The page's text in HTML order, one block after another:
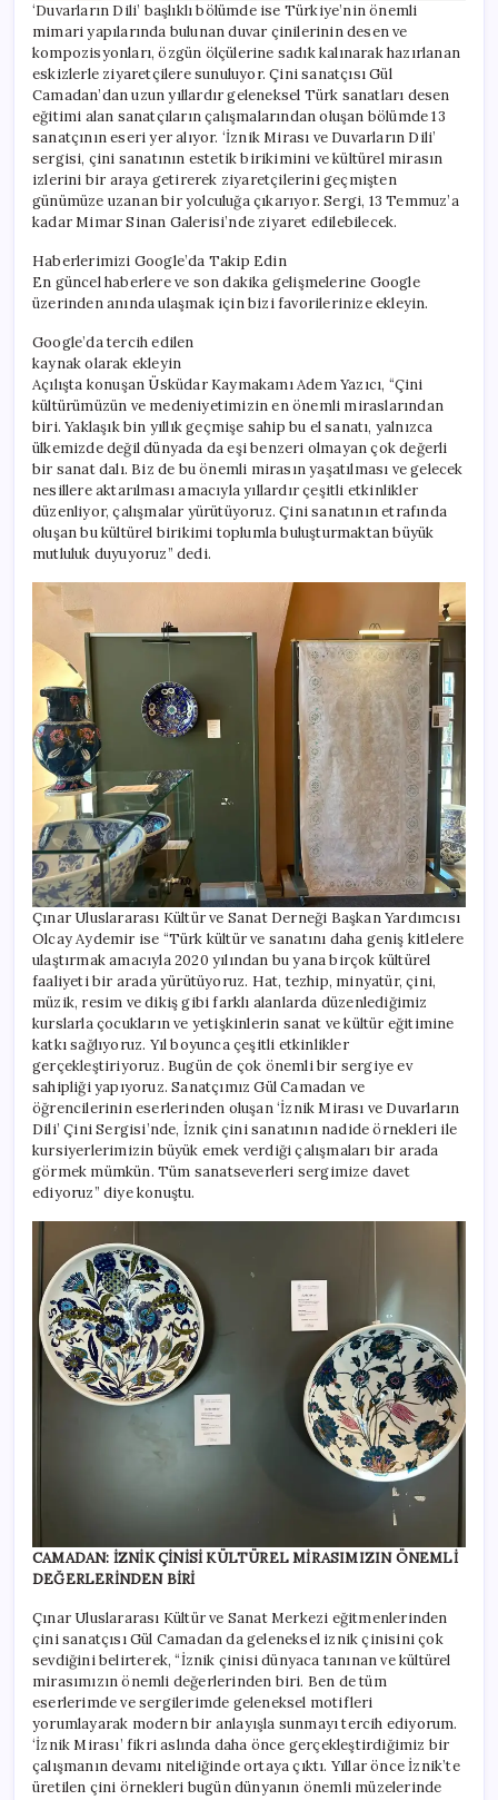
‘Duvarların Dili’ başlıklı bölümde ise Türkiye’nin önemli
mimari yapılarında bulunan duvar çinilerinin desen ve
kompozisyonları, özgün ölçülerine sadık kalınarak hazırlanan
eskizlerle ziyaretçilere sunuluyor. Çini sanatçısı Gül
Camadan’dan uzun yıllardır geleneksel Türk sanatları desen
eğitimi alan sanatçıların çalışmalarından oluşan bölümde 13
sanatçının eseri yer alıyor. ‘İznik Mirası ve Duvarların Dili’
sergisi, çini sanatının estetik birikimini ve kültürel mirasın
izlerini bir araya getirerek ziyaretçilerini geçmişten
günümüze uzanan bir yolculuğa çıkarıyor. Sergi, 13 Temmuz’a
kadar Mimar Sinan Galerisi’nde ziyaret edilebilecek.
Haberlerimizi Google’da Takip Edin
En güncel haberlere ve son dakika gelişmelerine Google
üzerinden anında ulaşmak için bizi favorilerinize ekleyin.
Google’da tercih edilen
kaynak olarak ekleyin
Açılışta konuşan Üsküdar Kaymakamı Adem Yazıcı, “Çini
kültürümüzün ve medeniyetimizin en önemli miraslarından
biri. Yaklaşık bin yıllık geçmişe sahip bu el sanatı, yalnızca
ülkemizde değil dünyada da eşi benzeri olmayan çok değerli
bir sanat dalı. Biz de bu önemli mirasın yaşatılması ve gelecek
nesillere aktarılması amacıyla yıllardır çeşitli etkinlikler
düzenliyor, çalışmalar yürütüyoruz. Çini sanatının etrafında
oluşan bu kültürel birikimi toplumla buluşturmaktan büyük
mutluluk duyuyoruz” dedi.
Çınar Uluslararası Kültür ve Sanat Derneği Başkan Yardımcısı
Olcay Aydemir ise “Türk kültür ve sanatını daha geniş kitlelere
ulaştırmak amacıyla 2020 yılından bu yana birçok kültürel
faaliyeti bir arada yürütüyoruz. Hat, tezhip, minyatür, çini,
müzik, resim ve dikiş gibi farklı alanlarda düzenlediğimiz
kurslarla çocukların ve yetişkinlerin sanat ve kültür eğitimine
katkı sağlıyoruz. Yıl boyunca çeşitli etkinlikler
gerçekleştiriyoruz. Bugün de çok önemli bir sergiye ev
sahipliği yapıyoruz. Sanatçımız Gül Camadan ve
öğrencilerinin eserlerinden oluşan ‘İznik Mirası ve Duvarların
Dili’ Çini Sergisi’nde, İznik çini sanatının nadide örnekleri ile
kursiyerlerimizin büyük emek verdiği çalışmaları bir arada
görmek mümkün. Tüm sanatseverleri sergimize davet
ediyoruz” diye konuştu.
CAMADAN: İZNİK ÇİNİSİ KÜLTÜREL MİRASIMIZIN ÖNEMLİ
DEĞERLERİNDEN BİRİ
Çınar Uluslararası Kültür ve Sanat Merkezi eğitmenlerinden
çini sanatçısı Gül Camadan da geleneksel iznik çinisini çok
sevdiğini belirterek, “İznik çinisi dünyaca tanınan ve kültürel
mirasımızın önemli değerlerinden biri. Ben de tüm
eserlerimde ve sergilerimde geleneksel motifleri
yorumlayarak modern bir anlayışla sunmayı tercih ediyorum.
‘İznik Mirası’ fikri aslında daha önce gerçekleştirdiğimiz bir
çalışmanın devamı niteliğinde ortaya çıktı. Yıllar önce İznik’te
üretilen çini örnekleri bugün dünyanın önemli müzelerinde